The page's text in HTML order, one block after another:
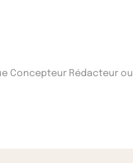
Concepteur Rédacteur ou